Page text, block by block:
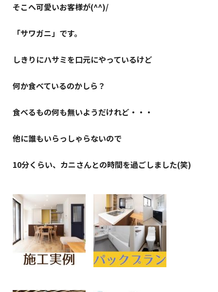
そこへ可愛いお客様が(^^)/
「サワガニ」です。
しきりにハサミを口元にやっているけど
何か食べているのかしら？
食べるもの何も無いようだけれど・・・
他に誰もいらっしゃらないので
10分くらい、カニさんとの時間を過ごしました(笑)